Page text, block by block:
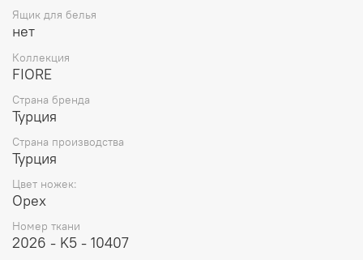
Ящик для белья
нет
Коллекция
FIORE
Страна бренда
Турция
Страна производства
Турция
Цвет ножек:
Орех
Номер ткани
2026 - K5 - 10407